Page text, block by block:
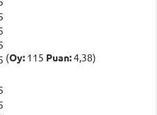
(Oy: 115 Puan:4,38)